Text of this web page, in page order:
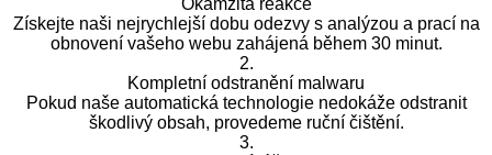
Okamžitá reakce
Získejte naši nejrychlejší dobu odezvy s analýzou a prací na
obnovení vašeho webu zahájená během 30 minut.
2.
Kompletní odstranění malwaru
Pokud naše automatická technologie nedokáže odstranit
škodlivý obsah, provedeme ruční čištění.
3.